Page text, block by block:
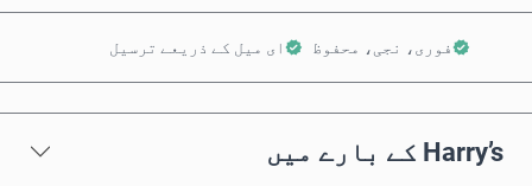
فوری، نجی، محفوظ ای میل کے ذریعے ترسیل
Harry’s کے بارے میں